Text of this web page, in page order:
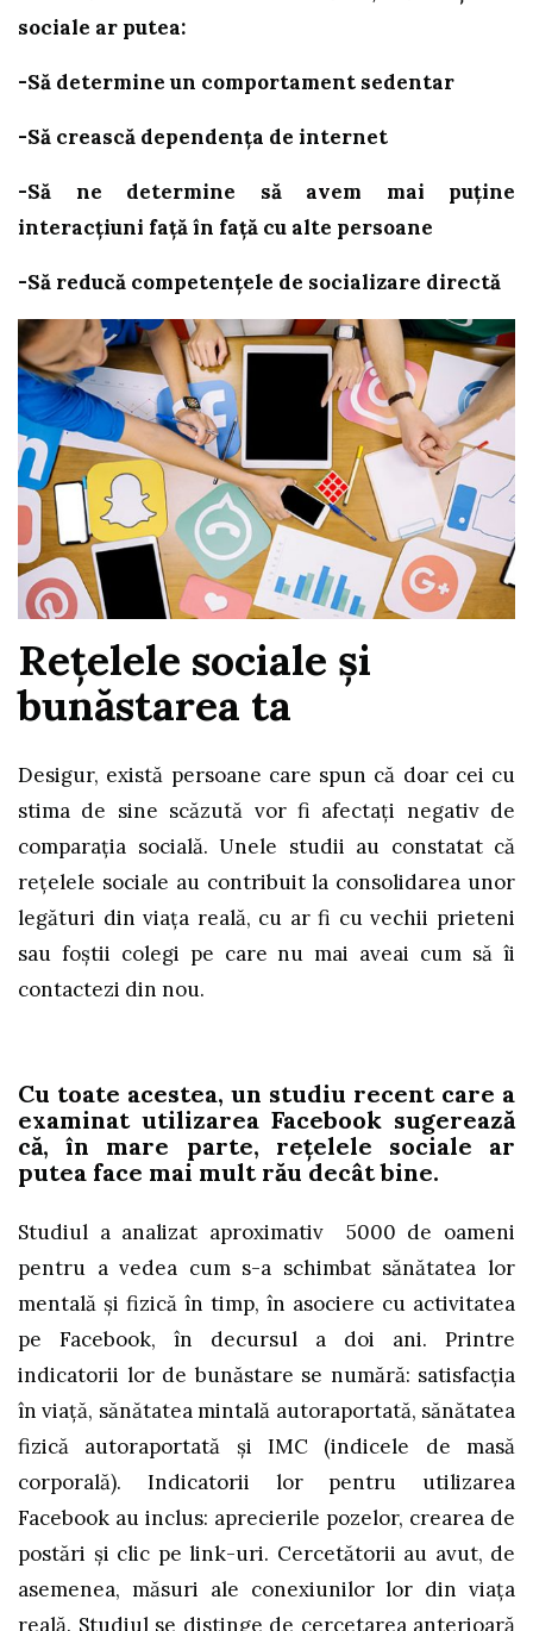
sociale ar putea:
-Să determine un comportament sedentar
-Să crească dependența de internet
-Să ne determine să avem mai puține
interacțiuni față în față cu alte persoane
-Să reducă competențele de socializare directă
Rețelele sociale și
bunăstarea ta
Desigur, există persoane care spun că doar cei cu
stima de sine scăzută vor fi afectați negativ de
comparația socială. Unele studii au constatat că
rețelele sociale au contribuit la consolidarea unor
legături din viața reală, cu ar fi cu vechii prieteni
sau foștii colegi pe care nu mai aveai cum să îi
contactezi din nou.
Cu toate acestea, un studiu recent care a
examinat utilizarea Facebook sugerează
că, în mare parte, rețelele sociale ar
putea face mai mult rău decât bine.
Studiul a analizat aproximativ 5000 de oameni
pentru a vedea cum s-a schimbat sănătatea lor
mentală și fizică în timp, în asociere cu activitatea
pe Facebook, în decursul a doi ani. Printre
indicatorii lor de bunăstare se numără: satisfacția
în viață, sănătatea mintală autoraportată, sănătatea
fizică autoraportată și IMC (indicele de masă
corporală). Indicatorii lor pentru utilizarea
Facebook au inclus: aprecierile pozelor, crearea de
postări și clic pe link-uri. Cercetătorii au avut, de
asemenea, măsuri ale conexiunilor lor din viața
reală. Studiul se distinge de cercetarea anterioară